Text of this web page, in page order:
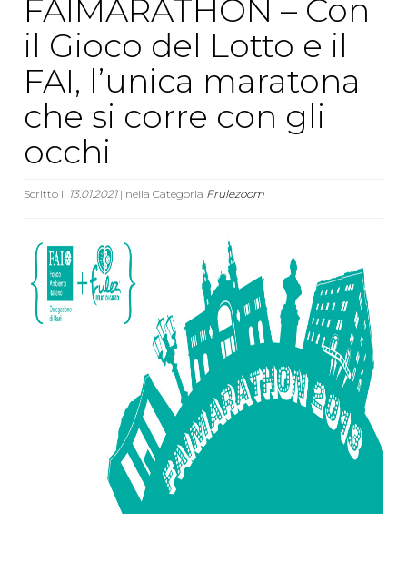
FAIMARATHON – Con
il Gioco del Lotto e il
FAI, l’unica maratona
che si corre con gli
occhi
Scritto il 13.01.2021| nella Categoria Frulezoom